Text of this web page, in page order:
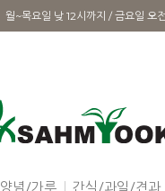
월~목요일 낮 12시까지 / 금요일 오
양념/가루 간식/과일/견과